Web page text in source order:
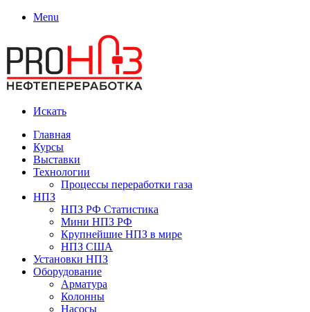
Menu
Искать
Главная
Курсы
Выставки
Технологии
Процессы переработки газа
НПЗ
НПЗ РФ Статистика
Мини НПЗ РФ
Крупнейшие НПЗ в мире
НПЗ США
Установки НПЗ
Оборудование
Арматура
Колонны
Насосы